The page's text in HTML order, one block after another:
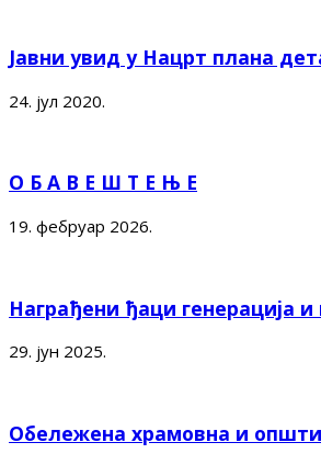
Јавни увид у Нацрт плана
24. јул 2020.
О Б А В Е Ш Т Е Њ Е
19. фебруар 2026.
Награђени ђаци генерација
29. јун 2025.
Обележена храмовна и